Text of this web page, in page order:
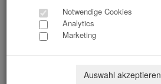
Notwendige Cookies
Analytics
Marketing
Auswahl akzeptieren